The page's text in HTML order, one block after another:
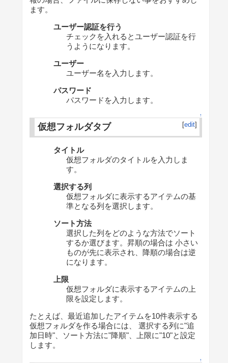
ます。
ユーザー認証を行う
チェックを入れるとユーザー認証を行
うようになります。
ユーザー
ユーザー名を入力します。
パスワード
パスワードを入力します。
↑
仮想フォルダタブ [edit]
タイトル
仮想フォルダのタイトルを入力しま
す。
選択する列
仮想フォルダに表示するアイテムの基
準となる列を選択します。
ソート方法
選択した列をどのような方法でソート
するか選びます。昇順の場合は 小さい
ものが先に表示され、降順の場合は逆
になります。
上限
仮想フォルダに表示するアイテムの上
限を設定します。
たとえば、最近追加したアイテムを10件表示する
仮想フォルダを作る場合には、 選択する列に"追
加日時"、ソート方法に"降順"、上限に"10"と設定
します。
↑